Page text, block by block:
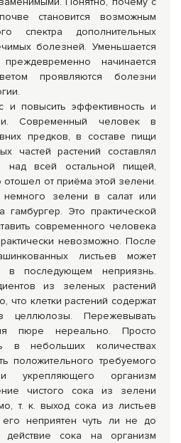
становится возможным
спектра дополнительных
болезней. Уменьшается
начинается
проявляются болезни
и повысить эффективность и
Современный человек в
предков, в составе пищи
частей растений составлял
над всей остальной пищей,
отошел от приёма этой зелени.
зелени в салат или
гамбургер. Это практической
современного человека
невозможно. После
листьев может
в последующем неприязнь.
из зеленых растений
что клетки растений содержат
целлюлозы. Пережевывать
пюре нереально. Просто
в небольших количествах
положительного требуемого
укрепляющего организм
чистого сока из зелени
т. к. выход сока из листьев
неприятен чуть ли не до
сока на организм